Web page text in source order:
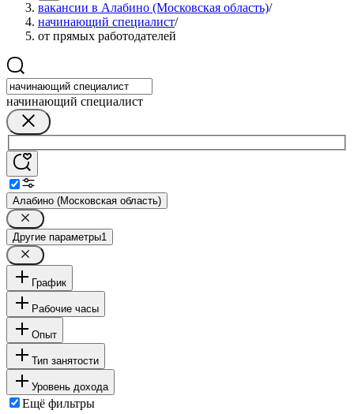
вакансии в Алабино (Московская область)/
начинающий специалист/
от прямых работодателей
начинающий специалист
Алабино (Московская область)
Другие параметры1
График
Рабочие часы
Опыт
Тип занятости
Уровень дохода
Ещё фильтры